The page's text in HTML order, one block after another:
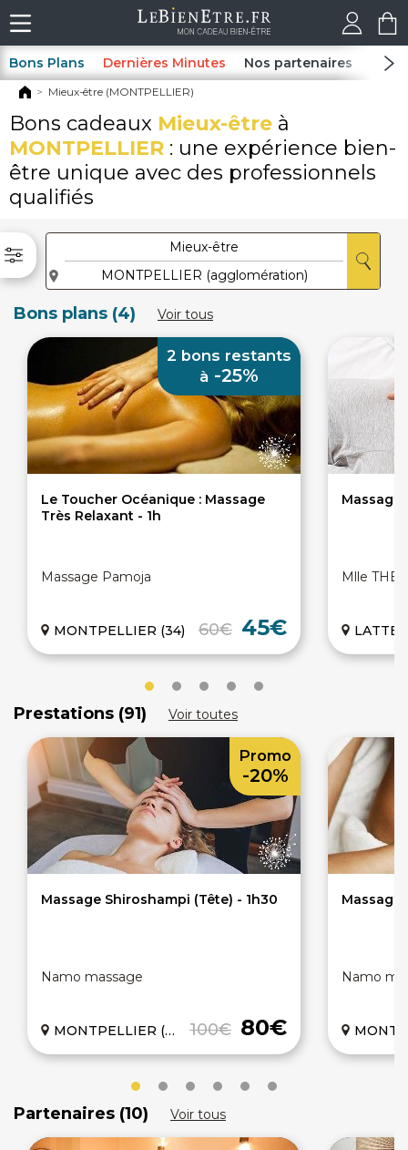
Bons Plans Dernières Minutes Nos partenaires Spas
Mieux-être (MONTPELLIER)
Bons cadeaux Mieux-être à
MONTPELLIER : une expérience bien-
être unique avec des professionnels
qualifiés
Bons plans (4) Voir tous
Le Toucher Océanique : Massage
Très Relaxant - 1h
Massage Pamoja
60€ 45€
MONTPELLIER (34)
2 bons restants
à -25%
Massage
Mlle
Prestations (91) Voir toutes
Massage Shiroshampi (Tête) - 1h30
Namo massage
100€ 80€
MONTPELLIER (34)
Promo
-20%
Massage
Namo
Partenaires (10) Voir tous